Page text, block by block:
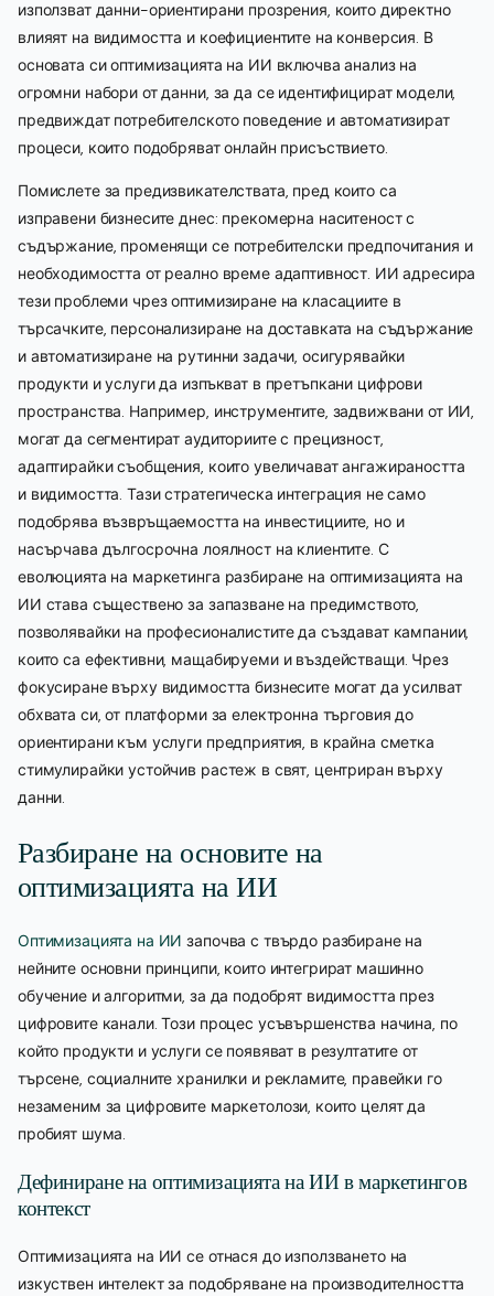
използват данни-ориентирани прозрения, които директно
влияят на видимостта и коефициентите на конверсия. В
основата си оптимизацията на ИИ включва анализ на
огромни набори от данни, за да се идентифицират модели,
предвиждат потребителското поведение и автоматизират
процеси, които подобряват онлайн присъствието.
Помислете за предизвикателствата, пред които са
изправени бизнесите днес: прекомерна наситеност с
съдържание, променящи се потребителски предпочитания и
необходимостта от реално време адаптивност. ИИ адресира
тези проблеми чрез оптимизиране на класациите в
търсачките, персонализиране на доставката на съдържание
и автоматизиране на рутинни задачи, осигурявайки
продукти и услуги да изпъкват в претъпкани цифрови
пространства. Например, инструментите, задвижвани от ИИ,
могат да сегментират аудиториите с прецизност,
адаптирайки съобщения, които увеличават ангажираността
и видимостта. Тази стратегическа интеграция не само
подобрява възвръщаемостта на инвестициите, но и
насърчава дългосрочна лоялност на клиентите. С
еволюцията на маркетинга разбиране на оптимизацията на
ИИ става съществено за запазване на предимството,
позволявайки на професионалистите да създават кампании,
които са ефективни, мащабируеми и въздействащи. Чрез
фокусиране върху видимостта бизнесите могат да усилват
обхвата си, от платформи за електронна търговия до
ориентирани към услуги предприятия, в крайна сметка
стимулирайки устойчив растеж в свят, центриран върху
данни.
Разбиране на основите на
оптимизацията на ИИ
Оптимизацията на ИИ започва с твърдо разбиране на
нейните основни принципи, които интегрират машинно
обучение и алгоритми, за да подобрят видимостта през
цифровите канали. Този процес усъвършенства начина, по
който продукти и услуги се появяват в резултатите от
търсене, социалните хранилки и рекламите, правейки го
незаменим за цифровите маркетолози, които целят да
пробият шума.
Дефиниране на оптимизацията на ИИ в маркетингов
контекст
Оптимизацията на ИИ се отнася до използването на
изкуствен интелект за подобряване на производителността